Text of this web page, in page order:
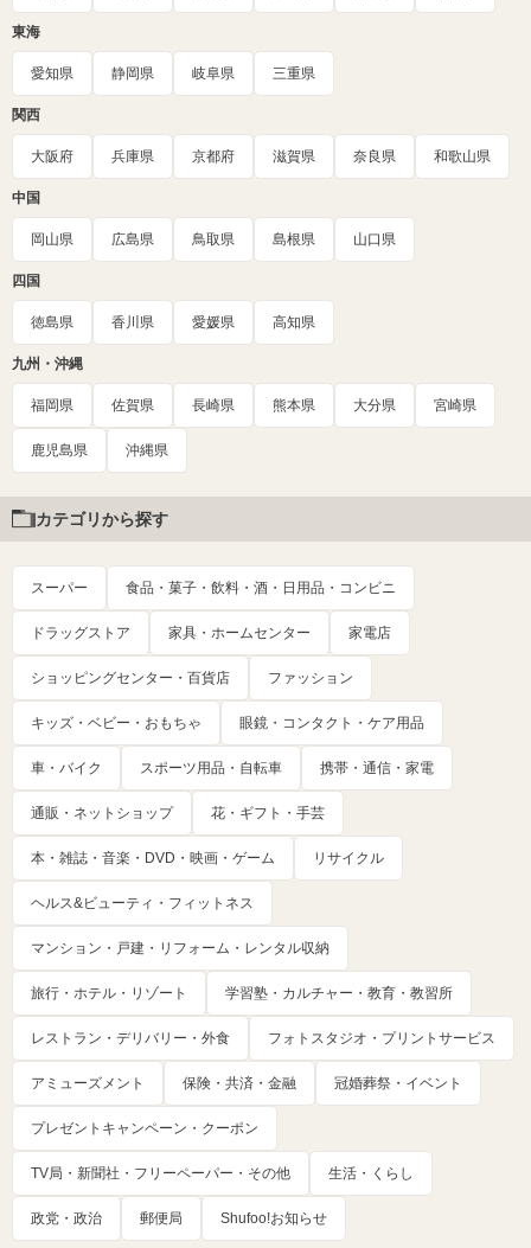
東海
愛知県 静岡県 岐阜県 三重県
関西
大阪府 兵庫県 京都府 滋賀県 奈良県 和歌山県
中国
岡山県 広島県 鳥取県 島根県 山口県
四国
徳島県 香川県 愛媛県 高知県
九州・沖縄
福岡県 佐賀県 長崎県 熊本県 大分県 宮崎県
鹿児島県 沖縄県
カテゴリから探す
スーパー 食品・菓子・飲料・酒・日用品・コンビニ
ドラッグストア 家具・ホームセンター 家電店
ショッピングセンター・百貨店 ファッション
キッズ・ベビー・おもちゃ 眼鏡・コンタクト・ケア用品
車・バイク スポーツ用品・自転車 携帯・通信・家電
通販・ネットショップ 花・ギフト・手芸
本・雑誌・音楽・DVD・映画・ゲーム リサイクル
ヘルス&ビューティ・フィットネス
マンション・戸建・リフォーム・レンタル収納
旅行・ホテル・リゾート 学習塾・カルチャー・教育・教習所
レストラン・デリバリー・外食 フォトスタジオ・プリントサービス
アミューズメント 保険・共済・金融 冠婚葬祭・イベント
プレゼントキャンペーン・クーポン
TV局・新聞社・フリーペーパー・その他 生活・くらし
政党・政治 郵便局 Shufoo!お知らせ